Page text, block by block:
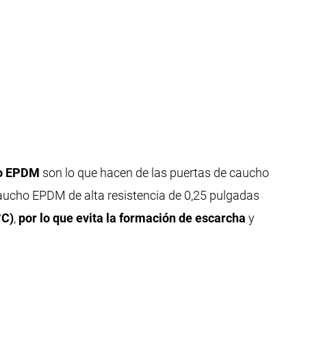
EPDM son lo que hacen de las puertas de caucho
EPDM de alta resistencia de 0,25 pulgadas
, por lo que evita la formación de escarcha y